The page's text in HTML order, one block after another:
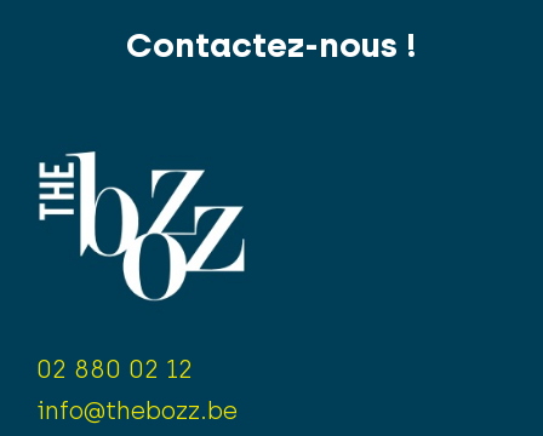
Contactez-nous !
02 880 02 12
info@thebozz.be